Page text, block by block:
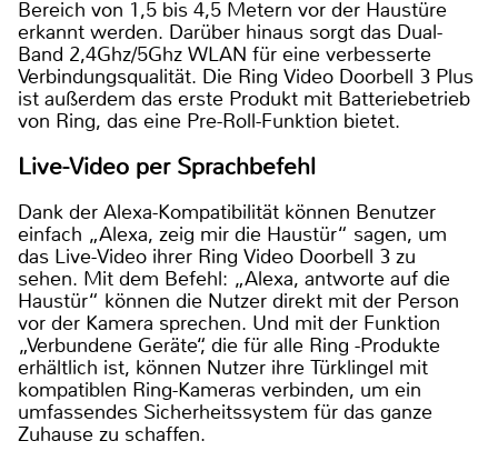
Bereich von 1,5 bis 4,5 Metern vor der Haustüre
erkannt werden. Darüber hinaus sorgt das Dual-
Band 2,4Ghz/5Ghz WLAN für eine verbesserte
Verbindungsqualität. Die Ring Video Doorbell 3 Plus
ist außerdem das erste Produkt mit Batteriebetrieb
von Ring, das eine Pre-Roll-Funktion bietet.
Live-Video per Sprachbefehl
Dank der Alexa-Kompatibilität können Benutzer
einfach „Alexa, zeig mir die Haustür“ sagen, um
das Live-Video ihrer Ring Video Doorbell 3 zu
sehen. Mit dem Befehl: „Alexa, antworte auf die
Haustür“ können die Nutzer direkt mit der Person
vor der Kamera sprechen. Und mit der Funktion
„Verbundene Geräte“, die für alle Ring -Produkte
erhältlich ist, können Nutzer ihre Türklingel mit
kompatiblen Ring-Kameras verbinden, um ein
umfassendes Sicherheitssystem für das ganze
Zuhause zu schaffen.